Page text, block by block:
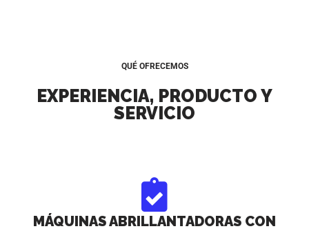
QUÉ OFRECEMOS
EXPERIENCIA, PRODUCTO Y
SERVICIO
MÁQUINAS ABRILLANTADORAS CON